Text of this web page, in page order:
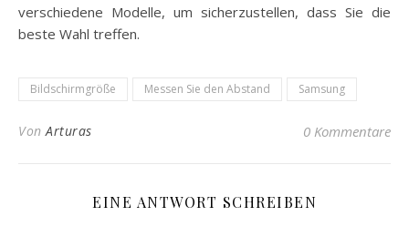
verschiedene Modelle, um sicherzustellen, dass Sie die
beste Wahl treffen.
Bildschirmgröße Messen Sie den Abstand Samsung
VonArturas 0 Kommentare
EINE ANTWORT SCHREIBEN